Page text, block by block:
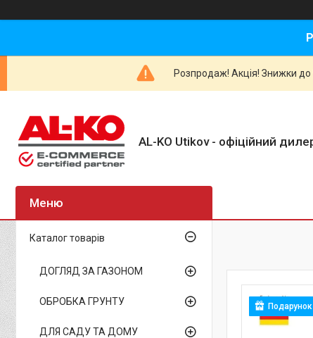
Розпродаж! Акція! Знижки до
AL-KO Utikov - офіційний
Подарунок
Каталог товарів
ДОГЛЯД ЗА ГАЗОНОМ
ОБРОБКА ГРУНТУ
ДЛЯ САДУ ТА ДОМУ